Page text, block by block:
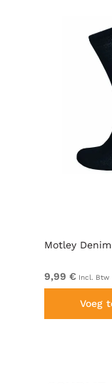
Motley
9,99 € Incl. Btw
Voeg